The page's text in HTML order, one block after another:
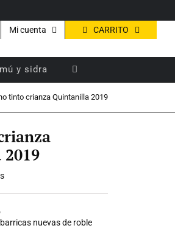
Mi cuenta CARRITO
y sidra
tinto crianza Quintanilla 2019
nuevas de roble